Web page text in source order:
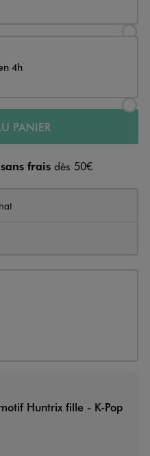
4h
PANIER
frais dès 50€
Huntrix fille - K-Pop